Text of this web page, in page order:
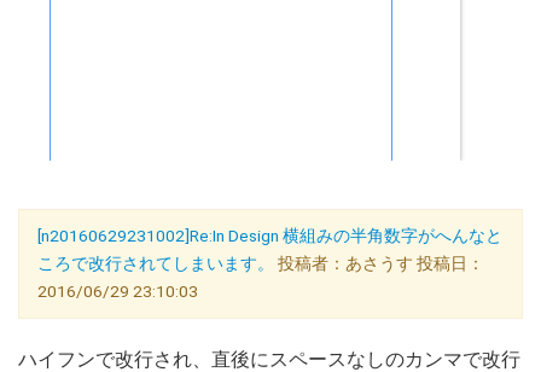
[n20160629231002]Re:In Design 横組みの半角数字がへんなと
ころで改行されてしまいます。
投稿者：あさうす 投稿日：
2016/06/29 23:10:03
ハイフンで改行され、直後にスペースなしのカンマで改行